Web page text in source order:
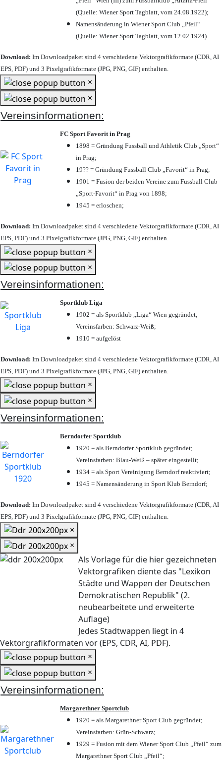
(Quelle: Wiener Sport Tagblatt, vom 24.08.1922);
Namensänderung in Wiener Sport Club „Pfeil“
(Quelle: Wiener Sport Tagblatt, vom 12.02.1924)
Download: Im Downloadpaket sind 4 verschiedene Vektorgrafikformate (CDR, AI
EPS, PDF) und 3 Pixelgrafikformate (JPG, PNG, GIF) enthalten.
×
×
Vereinsinformationen:
FC Sport Favorit in Prag
1898 = Gründung Fussball und Athletik Club „Sport“
in Prag;
19?? = Gründung Fussball Club „Favorit“ in Prag;
1901 = Fusion der beiden Vereine zum Fussball Club
„Sport-Favorit“ in Prag von 1898;
1945 = erloschen;
Download: Im Downloadpaket sind 4 verschiedene Vektorgrafikformate (CDR, AI
EPS, PDF) und 3 Pixelgrafikformate (JPG, PNG, GIF) enthalten.
×
×
Vereinsinformationen:
Sportklub Liga
1902 = als Sportklub „Liga“ Wien gegründet;
Vereinsfarben: Schwarz-Weiß;
1910 = aufgelöst
Download: Im Downloadpaket sind 4 verschiedene Vektorgrafikformate (CDR, AI
EPS, PDF) und 3 Pixelgrafikformate (JPG, PNG, GIF) enthalten.
×
×
Vereinsinformationen:
Berndorfer Sportklub
1920 = als Berndorfer Sportklub gegründet;
Vereinsfarben: Blau-Weiß – später eingestellt;
1934 = als Sport Vereinigung Berndorf reaktiviert;
1945 = Namensänderung in Sport Klub Berndorf;
Download: Im Downloadpaket sind 4 verschiedene Vektorgrafikformate (CDR, AI
EPS, PDF) und 3 Pixelgrafikformate (JPG, PNG, GIF) enthalten.
×
×
Als Vorlage für die hier gezeichneten
Vektorgrafiken diente das "Lexikon
Städte und Wappen der Deutschen
Demokratischen Republik" (2.
neubearbeitete und erweiterte
Auflage)
Jedes Stadtwappen liegt in 4
Vektorgrafikformaten vor (EPS, CDR, AI, PDF).
×
×
Vereinsinformationen:
Margarethner Sportclub
1920 = als Margarethner Sport Club gegründet;
Vereinsfarben: Grün-Schwarz;
1929 = Fusion mit dem Wiener Sport Club „Pfeil“ zum
Margarethner Sport Club „Pfeil“;